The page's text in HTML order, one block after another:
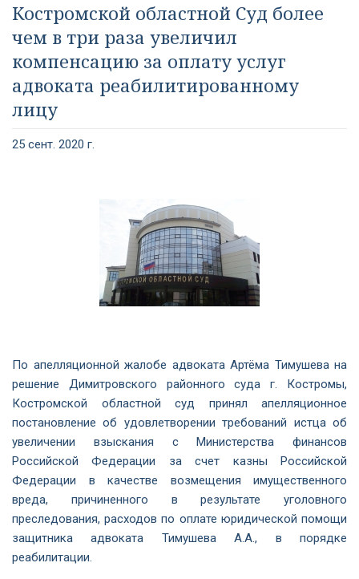
Костромской областной Суд более
чем в три раза увеличил
компенсацию за оплату услуг
адвоката реабилитированному
лицу
25 сент. 2020 г.
По апелляционной жалобе адвоката Артёма Тимушева на
решение Димитровского районного суда г. Костромы,
Костромской областной суд принял апелляционное
постановление об удовлетворении требований истца об
увеличении взыскания с Министерства финансов
Российской Федерации за счет казны Российской
Федерации в качестве возмещения имущественного
вреда, причиненного в результате уголовного
преследования, расходов по оплате юридической помощи
защитника адвоката Тимушева А.А., в порядке
реабилитации.